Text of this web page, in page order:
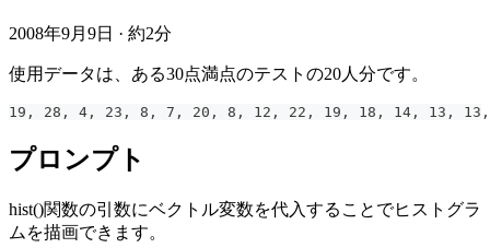
2008年9月9日 · 約2分
使用データは、ある30点満点のテストの20人分です。
19, 28, 4, 23, 8, 7, 20, 8, 12, 22, 19, 18, 14, 13,
プロンプト
hist()関数の引数にベクトル変数を代入することでヒストグラ
ムを描画できます。